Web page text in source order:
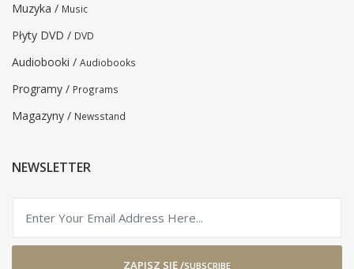
Muzyka / Music
Płyty DVD / DVD
Audiobooki / Audiobooks
Programy / Programs
Magazyny / Newsstand
NEWSLETTER
ZAPISZ SIĘ /SUBSCRIBE